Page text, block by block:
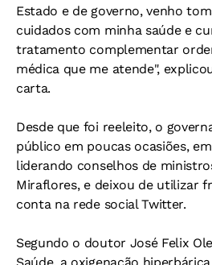
Estado e de governo, venho
cuidados com minha saúde e
tratamento complementar
médica que me atende",
carta.
Desde que foi reeleito, o
público em poucas ocasiões,
liderando conselhos de
Miraflores, e deixou de utilizar
conta na rede social Twitter.
Segundo o doutor José Felix